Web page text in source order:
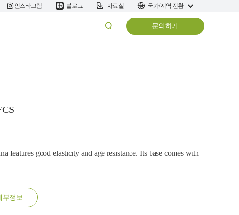
인스타그램 블로그 자료실 국가/지역 전환
문의하기
features good elasticity and age resistance. Its base comes with
부정보